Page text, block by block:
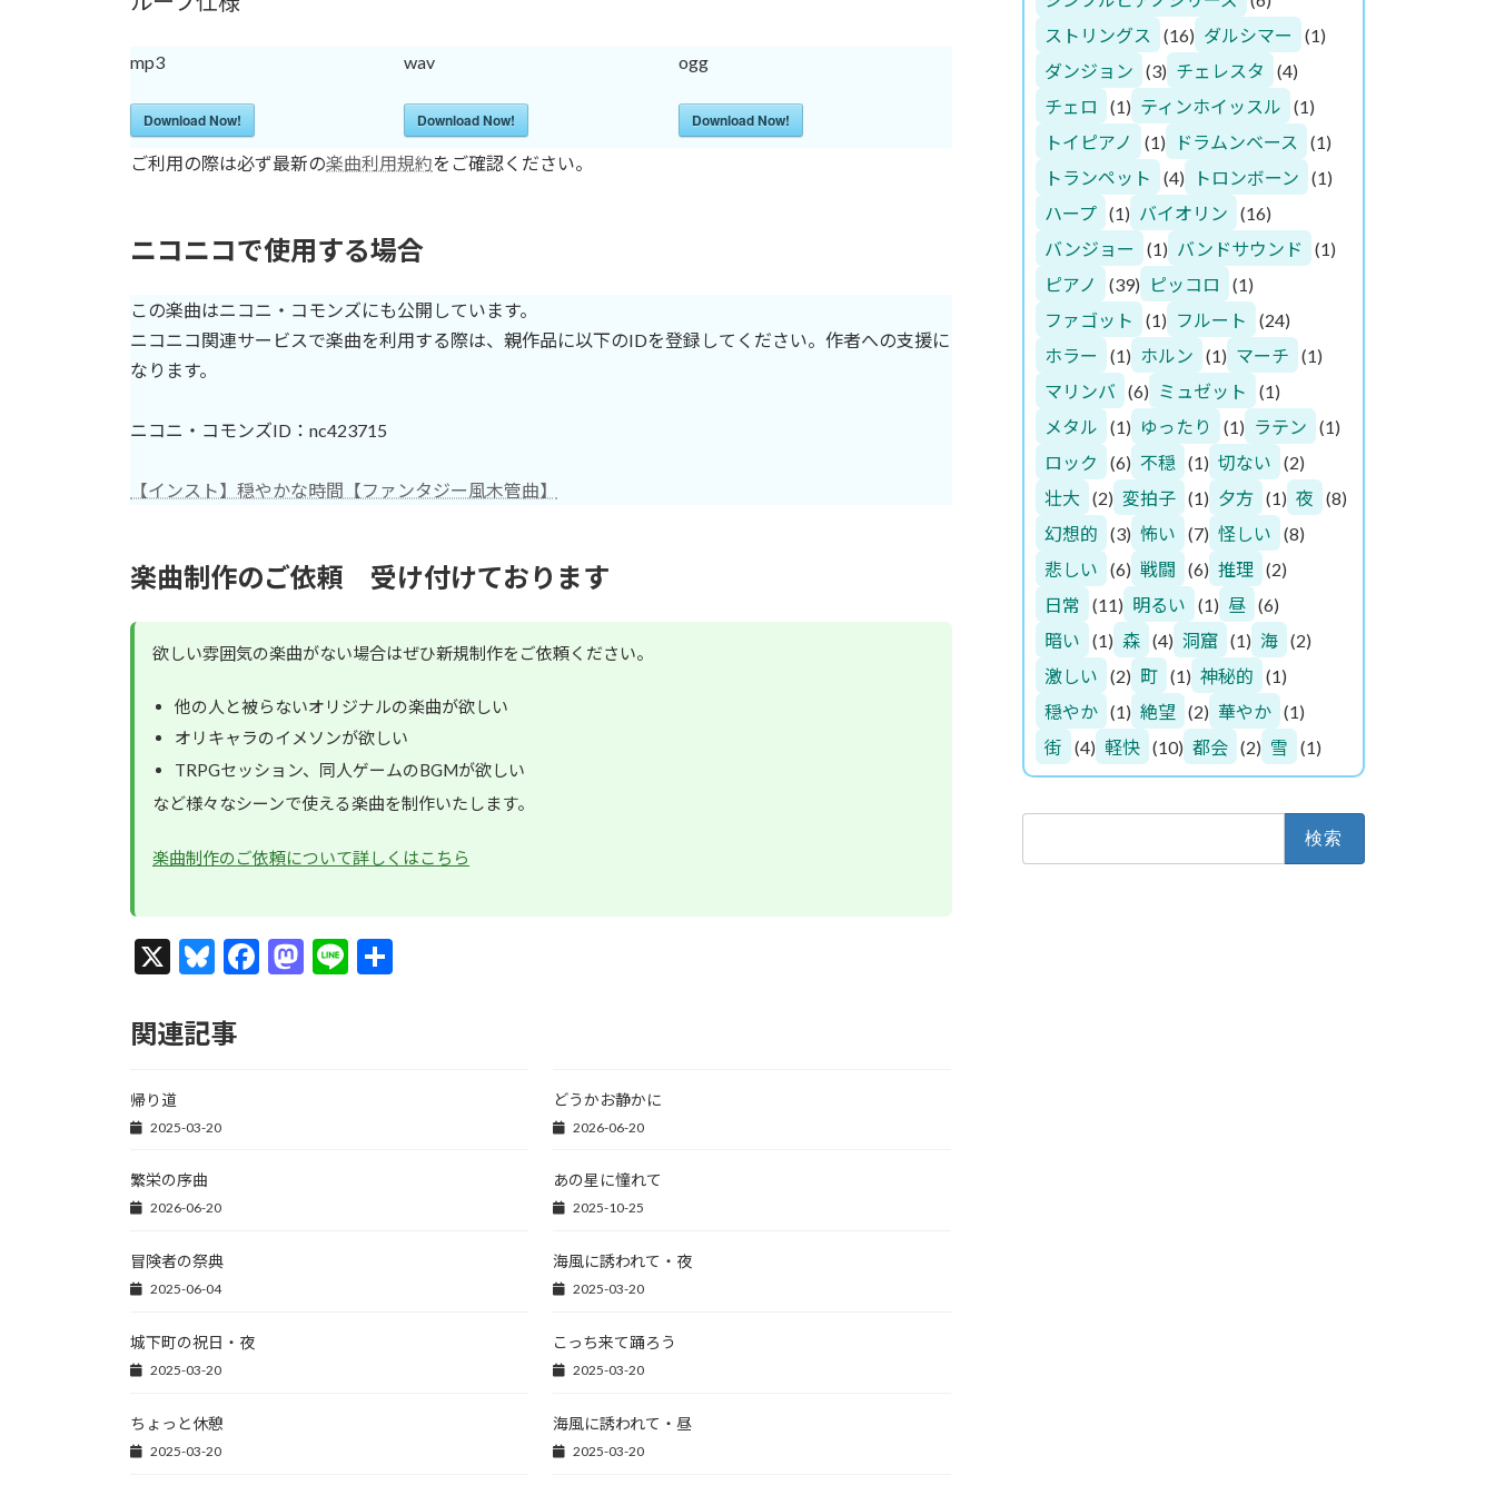
mp3
Download Now!
wav
Download Now!
ogg
Download Now!
ご利用の際は必ず最新の楽曲利用規約をご確認ください。
ニコニコで使用する場合
この楽曲はニコニ・コモンズにも公開しています。
ニコニコ関連サービスで楽曲を利用する際は、親作品に以下のIDを登録してください。作者への支援に
なります。
ニコニ・コモンズID：nc423715
【インスト】穏やかな時間【ファンタジー風木管曲】
楽曲制作のご依頼 受け付けております
欲しい雰囲気の楽曲がない場合はぜひ新規制作をご依頼ください。
他の人と被らないオリジナルの楽曲が欲しい
オリキャラのイメソンが欲しい
TRPGセッション、同人ゲームのBGMが欲しい
など様々なシーンで使える楽曲を制作いたします。
楽曲制作のご依頼について詳しくはこちら
X
Bl
es
F
M Li
関連記事
帰り道
2025-03-20
どうかお静かに
2026-06-20
繁栄の序曲
2026-06-20
あの星に憧れて
2025-10-25
冒険者の祭典
2025-06-04
海風に誘われて・夜
2025-03-20
城下町の祝日・夜
2025-03-20
こっち来て踊ろう
2025-03-20
ちょっと休憩
2025-03-20
海風に誘われて・昼
2025-03-20
ストリングス
(16) ダルシマー
(1)
ダンジョン
(3) チェレスタ
(4)
チェロ
(1) ティンホイッスル
(1)
トイピアノ
(1) ドラムンベース
(1)
トランペット
(4) トロンボーン
(1)
ハープ (1) バイオリン
(16)
バンジョー
(1) バンドサウンド
(1)
ピアノ
(39) ピッコロ
(1)
ファゴット
(1) フルート
(24)
ホラー
(1) ホルン (1) マーチ
(1)
マリンバ
(6) ミュゼット
(1)
メタル
(1) ゆったり (1) ラテン
(1)
ロック
(6) 不穏 (1) 切ない
(2)
壮大
(2) 変拍子 (1) 夕方 (1) 夜
(8)
幻想的
(3) 怖い (7) 怪しい
(8)
悲しい
(6) 戦闘 (6) 推理
(2)
日常
(11) 明るい (1) 昼 (6)
暗い
(1) 森 (4) 洞窟 (1) 海 (2)
激しい
(2) 町 (1) 神秘的
(1)
穏やか (1) 絶望 (2) 華やか (1)
街
(4) 軽快 (10) 都会 (2) 雪 (1)